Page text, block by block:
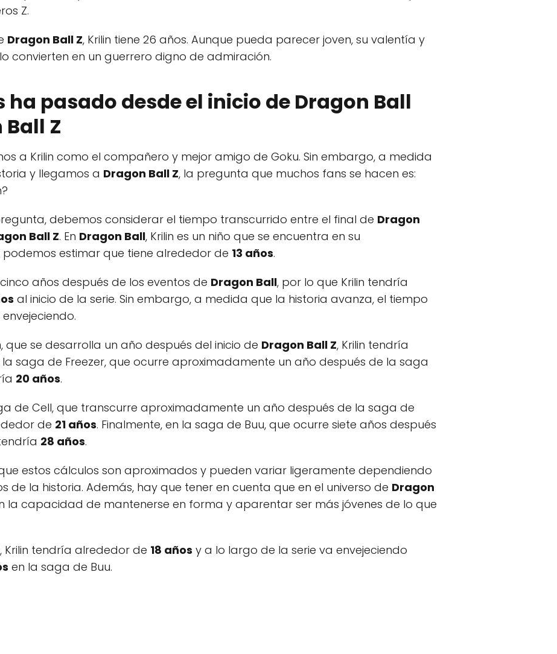
Z.
Dragon Ball Z, Krilin tiene 26 años. Aunque pueda parecer joven, su valentía y
convierten en un guerrero digno de admiración.
ha pasado desde el inicio de Dragon Ball
Z
a Krilin como el compañero y mejor amigo de Goku. Sin embargo, a medida
y llegamos a Dragon Ball Z, la pregunta que muchos fans se hacen es:
debemos considerar el tiempo transcurrido entre el final de Dragon
Ball Z. En Dragon Ball, Krilin es un niño que se encuentra en su
estimar que tiene alrededor de 13 años.
años después de los eventos de Dragon Ball, por lo que Krilin tendría
al inicio de la serie. Sin embargo, a medida que la historia avanza, el tiempo
que se desarrolla un año después del inicio de Dragon Ball Z, Krilin tendría
la saga de Freezer, que ocurre aproximadamente un año después de la saga
20 años.
de Cell, que transcurre aproximadamente un año después de la saga de
de 21 años. Finalmente, en la saga de Buu, que ocurre siete años después
28 años.
estos cálculos son aproximados y pueden variar ligeramente dependiendo
de la historia. Además, hay que tener en cuenta que en el universo de Dragon
la capacidad de mantenerse en forma y aparentar ser más jóvenes de lo que
, Krilin tendría alrededor de 18 años y a lo largo de la serie va envejeciendo
en la saga de Buu.